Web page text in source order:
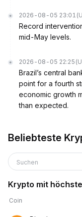
2026-08-05 23:01
Record
mid-May levels.
2026-08-05 22:25
Brazil’s central
point for a fourth
economic growth
than expected.
Beliebteste
Suchen
Krypto mit
Coin